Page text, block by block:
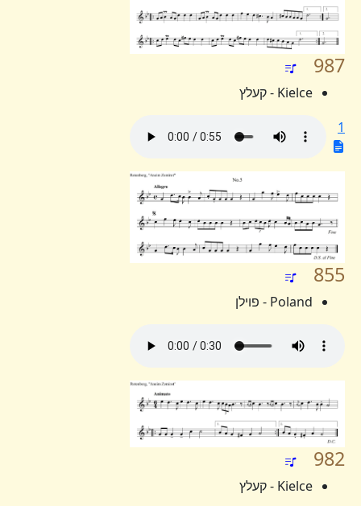
987
Kielce - קעלץ
855
Poland - פוילן
982
Kielce - קעלץ